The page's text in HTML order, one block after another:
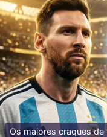
Os maiores craques